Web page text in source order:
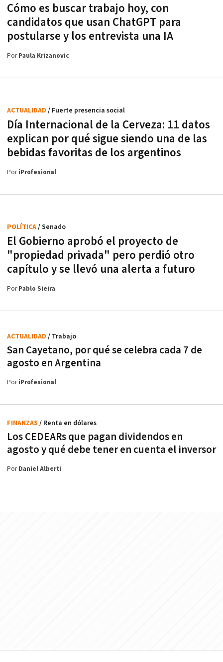
Cómo es buscar trabajo hoy, con
candidatos que usan ChatGPT para
postularse y los entrevista una IA
PorPaula Krizanovic
Día Internacional de la Cerveza: 11 datos
explican por qué sigue siendo una de las
bebidas favoritas de los argentinos
ACTUALIDAD / Fuerte presencia social
PoriProfesional
El Gobierno aprobó el proyecto de
"propiedad privada" pero perdió otro
capítulo y se llevó una alerta a futuro
POLÍTICA/ Senado
PorPablo Sieira
San Cayetano, por qué se celebra cada 7 de
agosto en Argentina
ACTUALIDAD / Trabajo
PoriProfesional
Los CEDEARs que pagan dividendos en
agosto y qué debe tener en cuenta el inversor
FINANZAS / Renta en dólares
PorDaniel Alberti